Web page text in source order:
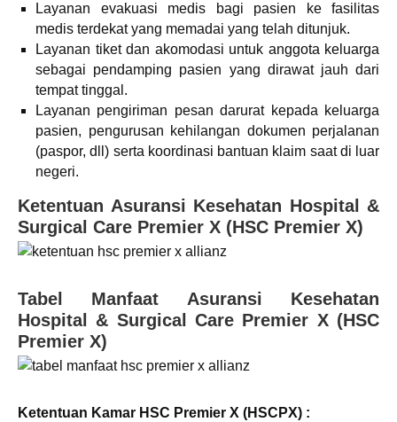
Layanan evakuasi medis bagi pasien ke fasilitas
medis terdekat yang memadai yang telah ditunjuk.
Layanan tiket dan akomodasi untuk anggota keluarga
sebagai pendamping pasien yang dirawat jauh dari
tempat tinggal.
Layanan pengiriman pesan darurat kepada keluarga
pasien, pengurusan kehilangan dokumen perjalanan
(paspor, dll) serta koordinasi bantuan klaim saat di luar
negeri.
Ketentuan Asuransi Kesehatan Hospital &
Surgical Care Premier X (HSC Premier X)
Tabel Manfaat Asuransi Kesehatan
Hospital & Surgical Care Premier X (HSC
Premier X)
Ketentuan Kamar HSC Premier X (HSCPX) :